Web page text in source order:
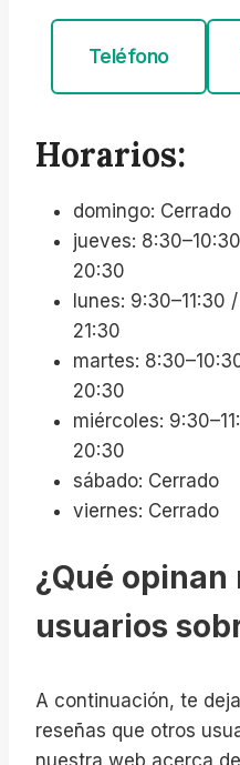
Teléfono
Horarios:
domingo: Cerrado
jueves:
20:30
lunes: 9:30–11:30
21:30
martes:
20:30
miércoles:
20:30
sábado: Cerrado
viernes: Cerrado
¿Qué
usuarios
A continuación, te
reseñas que otros